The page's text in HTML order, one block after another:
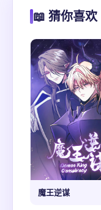
📖 猜你喜欢
魔王逆谋